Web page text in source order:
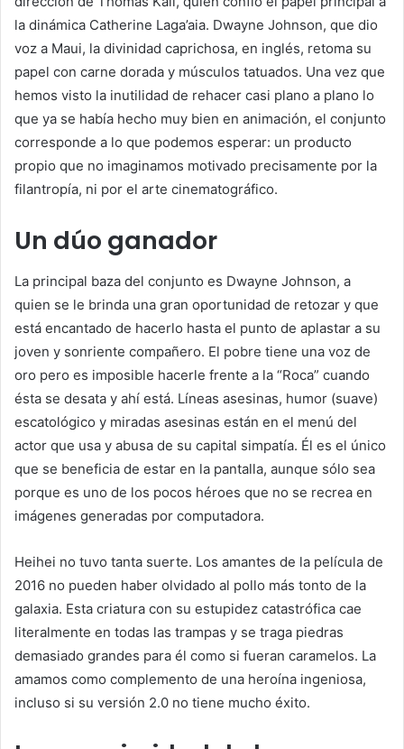
la dinámica Catherine Laga’aia. Dwayne Johnson, que dio
voz a Maui, la divinidad caprichosa, en inglés, retoma su
papel con carne dorada y músculos tatuados. Una vez que
hemos visto la inutilidad de rehacer casi plano a plano lo
que ya se había hecho muy bien en animación, el conjunto
corresponde a lo que podemos esperar: un producto
propio que no imaginamos motivado precisamente por la
filantropía, ni por el arte cinematográfico.
Un dúo ganador
La principal baza del conjunto es Dwayne Johnson, a
quien se le brinda una gran oportunidad de retozar y que
está encantado de hacerlo hasta el punto de aplastar a su
joven y sonriente compañero. El pobre tiene una voz de
oro pero es imposible hacerle frente a la “Roca” cuando
ésta se desata y ahí está. Líneas asesinas, humor (suave)
escatológico y miradas asesinas están en el menú del
actor que usa y abusa de su capital simpatía. Él es el único
que se beneficia de estar en la pantalla, aunque sólo sea
porque es uno de los pocos héroes que no se recrea en
imágenes generadas por computadora.
Heihei no tuvo tanta suerte. Los amantes de la película de
2016 no pueden haber olvidado al pollo más tonto de la
galaxia. Esta criatura con su estupidez catastrófica cae
literalmente en todas las trampas y se traga piedras
demasiado grandes para él como si fueran caramelos. La
amamos como complemento de una heroína ingeniosa,
incluso si su versión 2.0 no tiene mucho éxito.